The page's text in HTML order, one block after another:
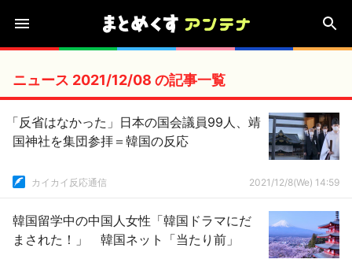
ニュース 2021/12/08 の記事一覧
「反省はなかった」日本の国会議員99人、靖
国神社を集団参拝＝韓国の反応
カイカイ反応通信 2021/12/8(We) 14:59
韓国留学中の中国人女性「韓国ドラマにだ
まされた！」 韓国ネット「当たり前」